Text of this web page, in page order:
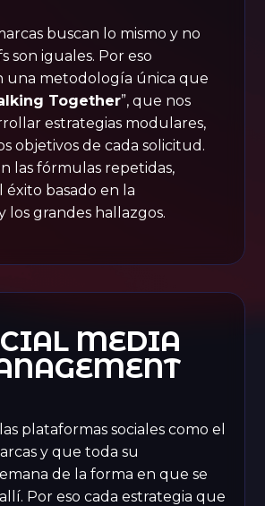
buscan lo mismo y no
son iguales. Por eso
una metodología única que
Together”, que nos
estrategias modulares,
objetivos de cada solicitud.
las fórmulas repetidas,
éxito basado en la
los grandes hallazgos.
MEDIA
plataformas sociales como el
y que toda su
de la forma en que se
Por eso cada estrategia que